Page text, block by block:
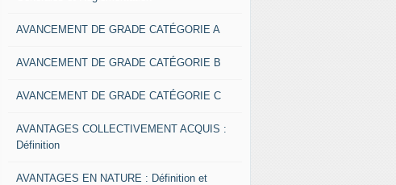
AVANCEMENT DE GRADE CATÉGORIE A
AVANCEMENT DE GRADE CATÉGORIE B
AVANCEMENT DE GRADE CATÉGORIE C
AVANTAGES COLLECTIVEMENT ACQUIS :
Définition
AVANTAGES EN NATURE : Définition et